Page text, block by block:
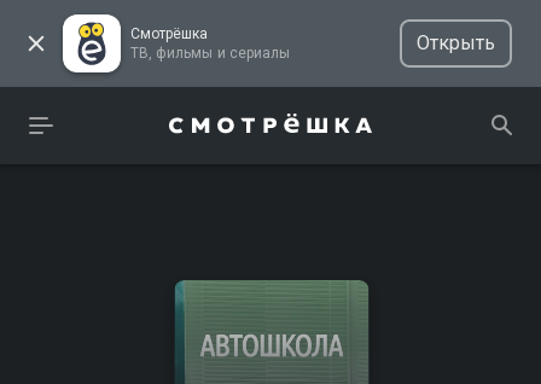
Смотрёшка
ТВ, фильмы и сериалы
Открыть